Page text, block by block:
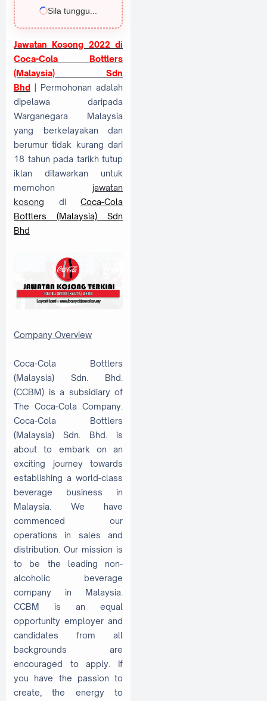
Sila tunggu...
Jawatan Kosong 2022 di
Coca-Cola Bottlers
(Malaysia) Sdn
Bhd
| Permohonan adalah
dipelawa daripada
Warganegara Malaysia
yang berkelayakan dan
berumur tidak kurang dari
18 tahun pada tarikh tutup
iklan ditawarkan untuk
memohon jawatan
kosong di Coca-Cola
Bottlers (Malaysia) Sdn
Bhd
Company Overview
Coca-Cola Bottlers
(Malaysia) Sdn. Bhd.
(CCBM) is a subsidiary of
The Coca-Cola Company.
Coca-Cola Bottlers
(Malaysia) Sdn. Bhd. is
about to embark on an
exciting journey towards
establishing a world-class
beverage business in
Malaysia. We have
commenced our
operations in sales and
distribution. Our mission is
to be the leading non-
alcoholic beverage
company in Malaysia.
CCBM is an equal
opportunity employer and
candidates from all
backgrounds are
encouraged to apply. If
you have the passion to
create, the energy to